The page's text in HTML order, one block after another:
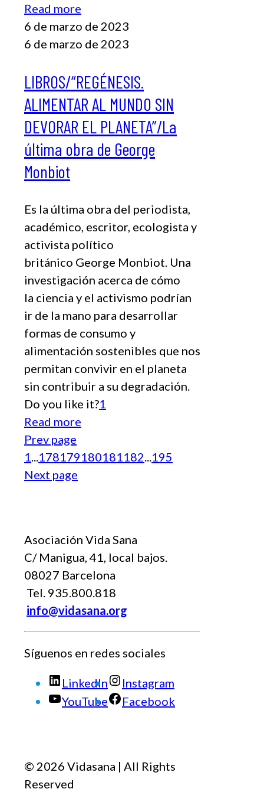
Read more
6 de marzo de 2023
6 de marzo de 2023
LIBROS/“REGÉNESIS.
ALIMENTAR AL MUNDO SIN
DEVORAR EL PLANETA”/La
última obra de George
Monbiot
Es la última obra del periodista,
académico, escritor, ecologista y
activista político
británico George Monbiot. Una
investigación acerca de cómo
la ciencia y el activismo podrían
ir de la mano para desarrollar
formas de consumo y
alimentación sostenibles que nos
permitan convivir en el planeta
sin contribuir a su degradación.
Do you like it?1
Read more
Prev page
1
178179180181 182
195
Next page
Asociación Vida Sana
C/ Manigua, 41, local bajos.
08027 Barcelona
Tel. 935.800.818
info@vidasana.org
Síguenos en redes sociales
LinkedIn
Instagram
YouTube
Facebook
© 2026 Vidasana | All Rights
Reserved